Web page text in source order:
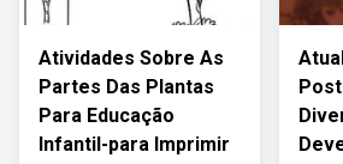
Atividades Sobre As
Partes Das Plantas
Para Educação
Infantil-para Imprimir